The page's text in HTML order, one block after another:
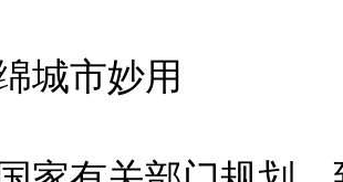
市妙用